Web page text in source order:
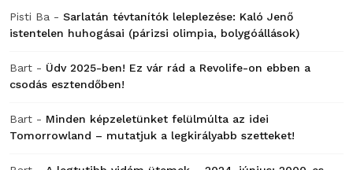
Pisti Ba - Sarlatán tévtanítók leleplezése: Kaló Jenő
istentelen huhogásai (párizsi olimpia, bolygóállások)
Bart - Üdv 2025-ben! Ez vár rád a Revolife-on ebben a
csodás esztendőben!
Bart - Minden képzeletünket felülmúlta az idei
Tomorrowland – mutatjuk a legkirályabb szetteket!